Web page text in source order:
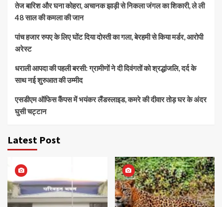
तेज बारिश और घना कोहरा, अचानक झाड़ी से निकला जंगल का शिकारी, ले ली
48 साल की कमला की जान
पांच हजार रुपए के लिए घोंट दिया दोस्ती का गला, बेरहमी से किया मर्डर, आरोपी
अरेस्ट
धराली आपदा की पहली बरसी: ग्रामीणों ने दी दिवंगतों को श्रद्धांजलि, दर्द के
साथ नई शुरुआत की उम्मीद
एसडीएम ऑफिस कैंपस में भयंकर लैंडस्लाइड, कमरे की दीवार तोड़ घर के अंदर
घुसी चट्टान
Latest Post